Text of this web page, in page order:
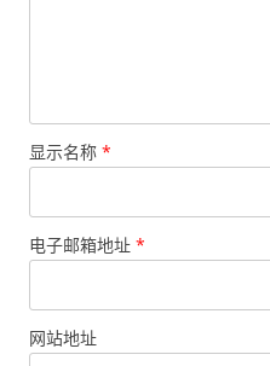
显示名称 *
电子邮箱地址 *
网站地址